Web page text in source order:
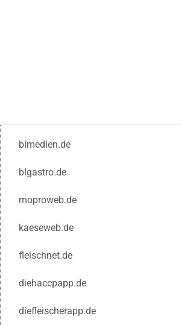
blmedien.de
blgastro.de
moproweb.de
kaeseweb.de
fleischnet.de
diehaccpapp.de
diefleischerapp.de